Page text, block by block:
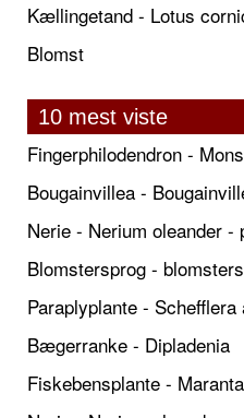
Kællingetand - Lotus
Blomst
10 mest viste
Fingerphilodendron -
Bougainvillea -
Nerie - Nerium oleander -
Blomstersprog -
Paraplyplante -
Bægerranke - Dipladenia
Fiskebensplante -